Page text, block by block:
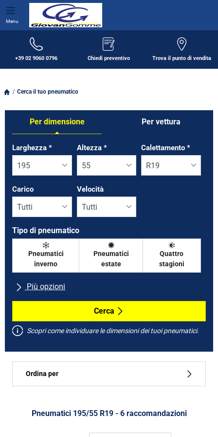
Menu
+39 02 9060 0796 Chiedi preventivo Trova il punto di vendita
Cerca il tuo pneumatico
Per dimensione Per vettura
Tab updated: Per dimensione
Larghezza * Altezza * Calettamento*
Carico Velocità
Tipo di pneumatico
Pneumatici
inverno
Pneumatici
estate
Quattro
stagioni
Più opzioni
Tutte le marche
Tipo di vettura
Run flat
Cerca
Scopri come individuare le dimensioni dei tuoi pneumatici.
Ordina per
Tipo di pneumatico
Pneumatici ‎195/55 R19 - 6 raccomandazioni